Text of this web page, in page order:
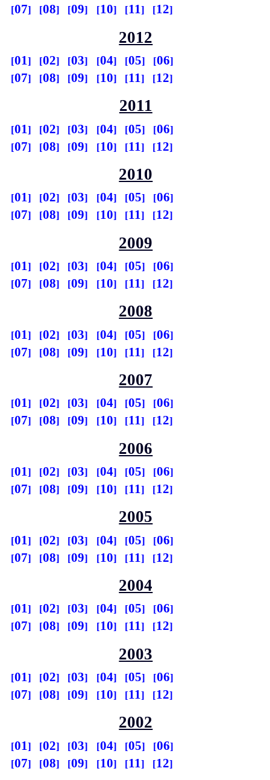
07
08 09 10 11 12
2012
01 02 03 04 05
06
07
08 09 10 11 12
2011
01 02 03 04 05
06
07
08 09 10 11 12
2010
01 02 03 04 05
06
07
08 09 10 11 12
2009
01 02 03 04 05
06
07
08 09 10 11 12
2008
01 02 03 04 05
06
07
08 09 10 11 12
2007
01 02 03 04 05
06
07
08 09 10 11 12
2006
01 02 03 04 05
06
07
08 09 10 11 12
2005
01 02 03 04 05
06
07
08 09 10 11 12
2004
01 02 03 04 05
06
07
08 09 10 11 12
2003
01 02 03 04 05
06
07
08 09 10 11 12
2002
01 02 03 04 05
06
07
08 09 10 11 12